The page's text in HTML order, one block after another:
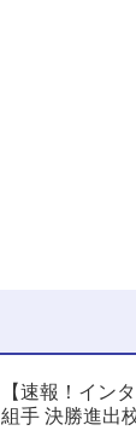
【速報！イン
組手 決勝進出